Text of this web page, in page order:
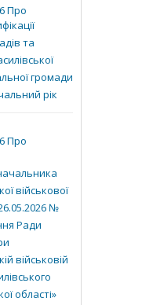
Про
та
громади
рік
Про
військової
№
Ради
військовій
області»